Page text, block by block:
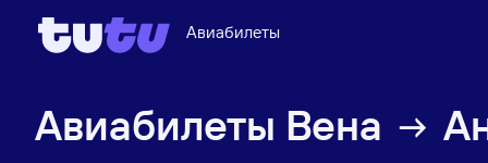
Авиабилеты
Авиабилеты Вена